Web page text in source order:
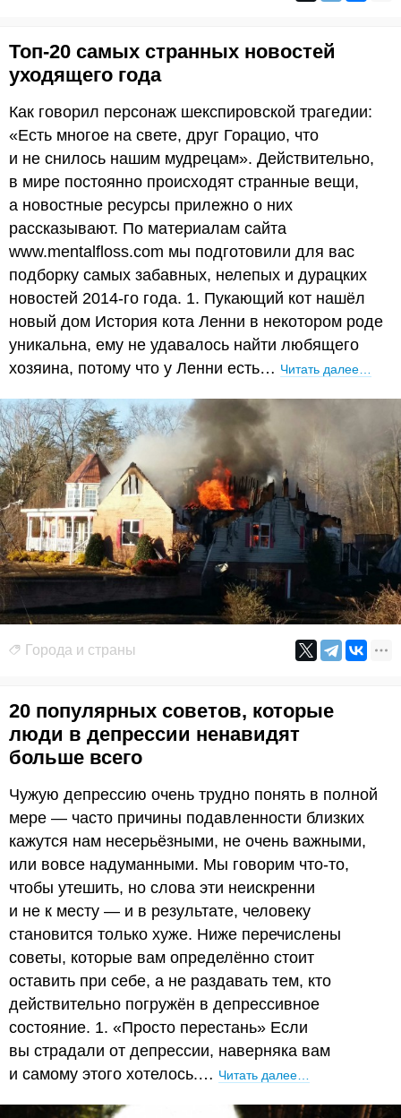
Топ-20 самых странных новостей
уходящего года
Как говорил персонаж шекспировской трагедии:
«Есть многое на свете, друг Горацио, что
и не снилось нашим мудрецам». Действительно,
в мире постоянно происходят странные вещи,
а новостные ресурсы прилежно о них
рассказывают. По материалам сайта
www.mentalfloss.com мы подготовили для вас
подборку самых забавных, нелепых и дурацких
новостей 2014-го года. 1. Пукающий кот нашёл
новый дом История кота Ленни в некотором роде
уникальна, ему не удавалось найти любящего
хозяина, потому что у Ленни есть… Читать далее…
Города и страны
20 популярных советов, которые
люди в депрессии ненавидят
больше всего
Чужую депрессию очень трудно понять в полной
мере — часто причины подавленности близких
кажутся нам несерьёзными, не очень важными,
или вовсе надуманными. Мы говорим что-то,
чтобы утешить, но слова эти неискренни
и не к месту — и в результате, человеку
становится только хуже. Ниже перечислены
советы, которые вам определённо стоит
оставить при себе, а не раздавать тем, кто
действительно погружён в депрессивное
состояние. 1. «Просто перестань» Если
вы страдали от депрессии, наверняка вам
и самому этого хотелось.… Читать далее…